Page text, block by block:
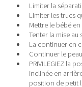
Limiter la
Limiter les trucs
Mettre le bébé
Tenter la mise au
La continuer en
Continuer le
PRIVILEGIEZ la
inclinée en
position de petit